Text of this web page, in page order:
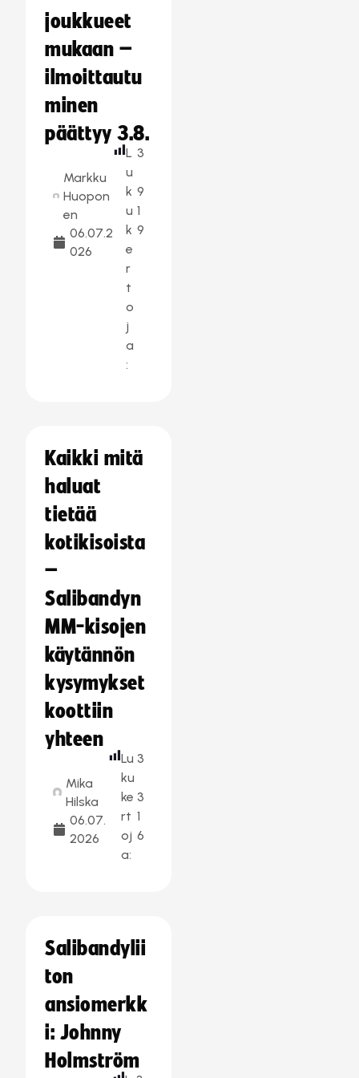
joukkueet
mukaan –
ilmoittautu
minen
päättyy 3.8.
Markku
Huopon
en
06.07.2
026
L
u
k
u
k
e
r
t
o
j
a
:
3
9
1
9
Kaikki mitä
haluat
tietää
kotikisoista
–
Salibandyn
MM-kisojen
käytännön
kysymykset
koottiin
yhteen
Mika
Hilska
06.07.
2026
Lu
ku
ke
rt
oj
a:
3
3
1
6
Salibandylii
ton
ansiomerkk
i: Johnny
Holmström